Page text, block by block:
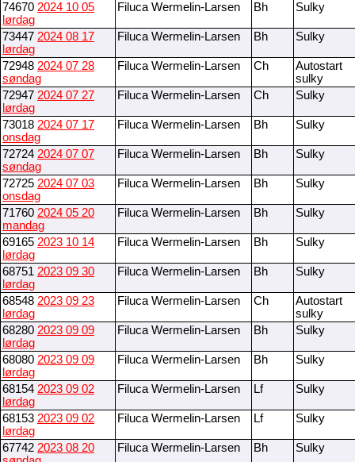
74670 2024 10 05
lørdag
Filuca Wermelin-Larsen Bh Sulky
73447 2024 08 17
lørdag
Filuca Wermelin-Larsen Bh Sulky
72948 2024 07 28
søndag
Filuca Wermelin-Larsen Ch
Autostart
sulky
72947 2024 07 27
lørdag
Filuca Wermelin-Larsen Ch Sulky
73018 2024 07 17
onsdag
Filuca Wermelin-Larsen Bh Sulky
72724 2024 07 07
søndag
Filuca Wermelin-Larsen Bh Sulky
72725 2024 07 03
onsdag
Filuca Wermelin-Larsen Bh Sulky
71760 2024 05 20
mandag
Filuca Wermelin-Larsen Bh Sulky
69165 2023 10 14
lørdag
Filuca Wermelin-Larsen Bh Sulky
68751 2023 09 30
lørdag
Filuca Wermelin-Larsen Bh Sulky
68548 2023 09 23
lørdag
Filuca Wermelin-Larsen Ch
Autostart
sulky
68280 2023 09 09
lørdag
Filuca Wermelin-Larsen Bh Sulky
68080 2023 09 09
lørdag
Filuca Wermelin-Larsen Bh Sulky
68154 2023 09 02
lørdag
Filuca Wermelin-Larsen Lf Sulky
68153 2023 09 02
lørdag
Filuca Wermelin-Larsen Lf Sulky
67742 2023 08 20
Filuca Wermelin-Larsen Bh Sulky